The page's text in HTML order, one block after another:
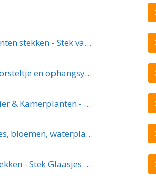
Stekstation - Stek station vaasjes - Stekjes - Stekken - Planten stekken - Stek vaasjes - Stek glaasjes - Steklab - Reageerbuisjes - Inclusief 10 buisjes - Ophangbaar - Hout - Glas - Bruin
Stekstation met 5+1 reageerbuisjes - zwart hout - met borsteltje en ophangsysteem | stek station - vaasjes - glaasjes - set - hydroponie - hydrocultuur - stekjes - droogbloemen
ECOstyle Stekpoeder Stimuleert Wortelvorming - Voor Sier & Kamerplanten - Helpt Stekjes Uitgroeien tot een Volwaardige Plant - 25 GR
DWIH - Hangende stekjes boom - Geschikt voor 15 stekjes, bloemen, waterplanten (Hydroponie)
Stekstation - Stek Vaasjes - 3 Glazen Vaasjes - Planten Stekken - Stek Glaasjes - Hydrocultuur